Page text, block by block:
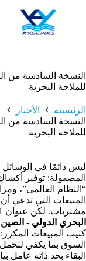
النسخة السادسة من
للملاحة البحرية
الرئيسية
الأخبار
النسخة السادسة من
للملاحة البحرية
ليس دائمًا في
المصقولة: توفير
“النظام العالمي”،
المبيعات التي تدعي
مشتريات. لكن عنوان H1,
البحري الدولي - الصين
كتيب المبيعات
السوق بما يكفي
البقاء بحد ذاته عامل